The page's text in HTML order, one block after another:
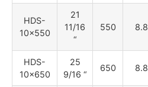
HDS-
10×550
21
11/16
“
550 8.8
HDS-
10×650
25
9/16 “
650 8.8